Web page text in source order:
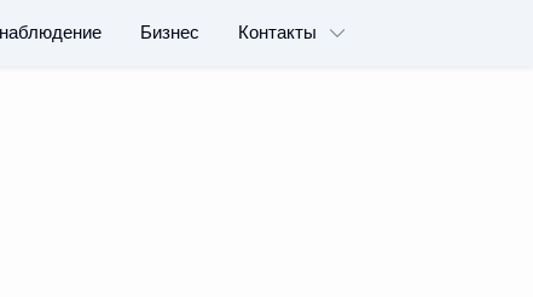
Бизнес Контакты